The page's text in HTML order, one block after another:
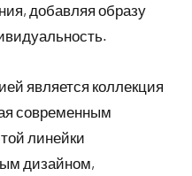
добавляя образу
является коллекция
современным
линейки
дизайном,